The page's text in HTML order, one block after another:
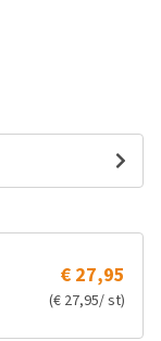
€ 27,95
(€ 27,95/ st)